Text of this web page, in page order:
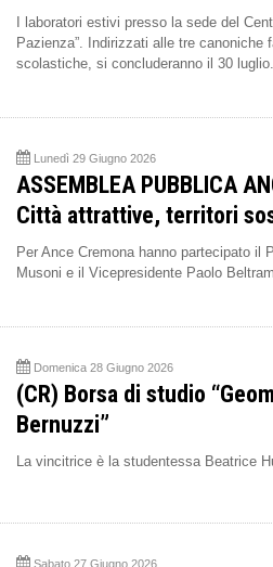
I laboratori estivi presso la sede del
Pazienza”. Indirizzati alle tre canoniche
scolastiche, si concluderanno il 30 luglio.
Lunedì 29 Giugno 2026
ASSEMBLEA PUBBLICA
Città attrattive, territori
Per Ance Cremona hanno partecipato il
Musoni e il Vicepresidente Paolo
Domenica 28 Giugno 2026
(CR) Borsa di studio
Bernuzzi”
La vincitrice è la studentessa Beatrice
Sabato 27 Giugno 2026